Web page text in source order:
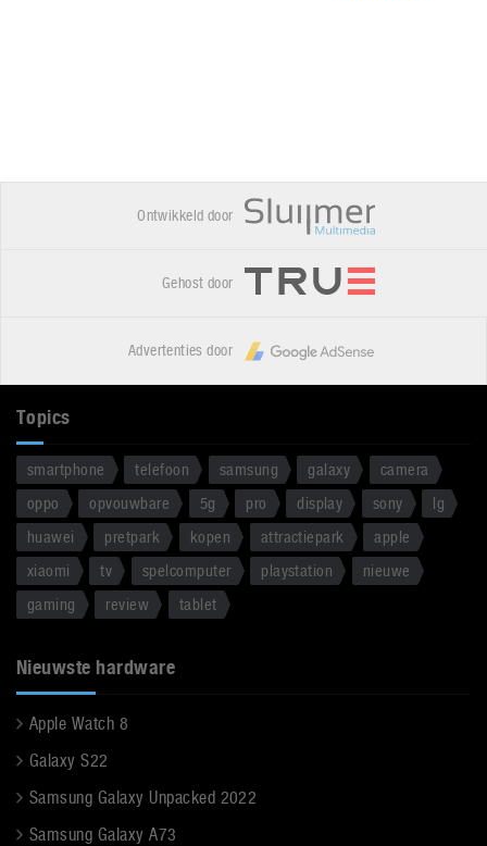
Ontwikkeld door
Gehost door
Advertenties door
Topics
smartphone telefoon samsung galaxy
camera
oppo
opvouwbare 5g pro display sony
lg
huawei
pretpark kopen attractiepark
apple
xiaomi
tv spelcomputer playstation
nieuwe
gaming
review tablet
Nieuwste hardware
Apple Watch 8
Galaxy S22
Samsung Galaxy Unpacked 2022
Samsung Galaxy A73